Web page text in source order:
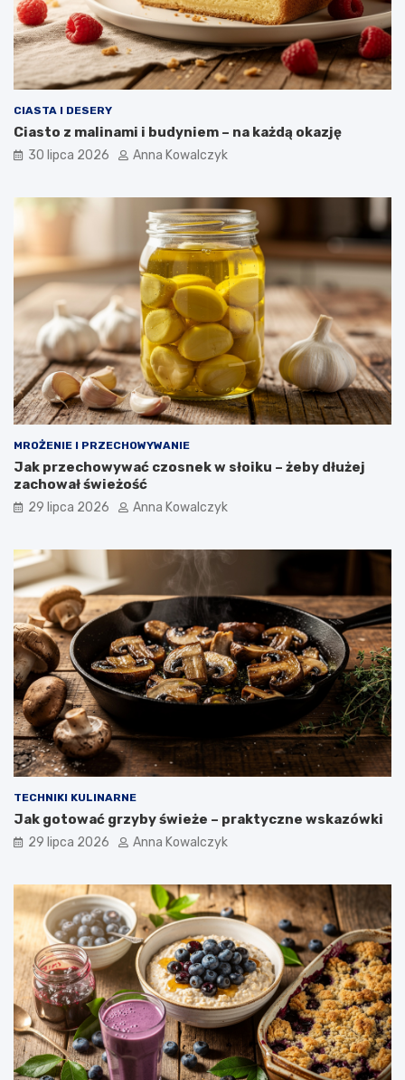
CIASTA I DESERY
Ciasto z malinami i budyniem – na każdą okazję
30 lipca 2026 Anna Kowalczyk
MROŻENIE I PRZECHOWYWANIE
Jak przechowywać czosnek w słoiku – żeby dłużej
zachował świeżość
29 lipca 2026 Anna Kowalczyk
TECHNIKI KULINARNE
Jak gotować grzyby świeże – praktyczne wskazówki
29 lipca 2026 Anna Kowalczyk